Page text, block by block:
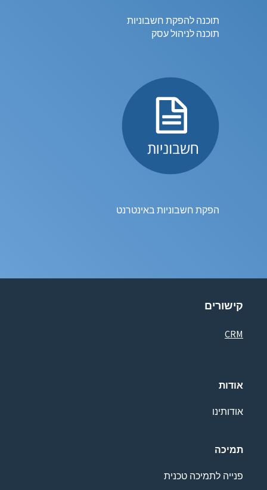
תוכנה להפקת חשבוניות
תוכנה לניהול עסק
הפקת חשבוניות באינטרנט
קישורים
CRM
אודות
אודותינו
תמיכה
פנייה לתמיכה טכנית